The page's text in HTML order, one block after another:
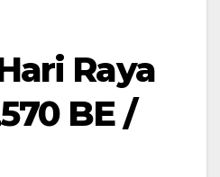
Raya
BE /